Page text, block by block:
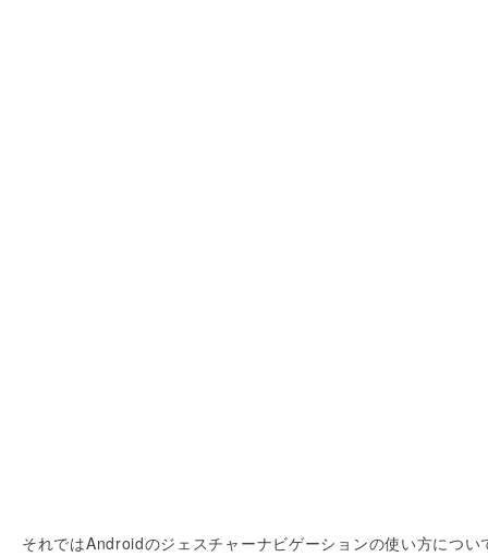
それではAndroidのジェスチャーナビゲーションの使い方につい